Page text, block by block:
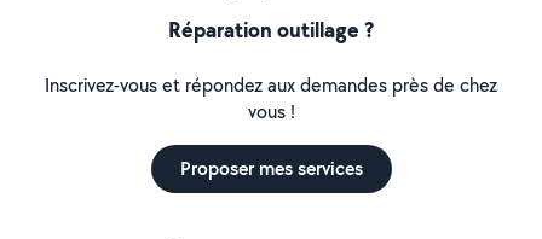
Réparation outillage ?
Inscrivez-vous et répondez aux demandes près de chez
vous !
Proposer mes services